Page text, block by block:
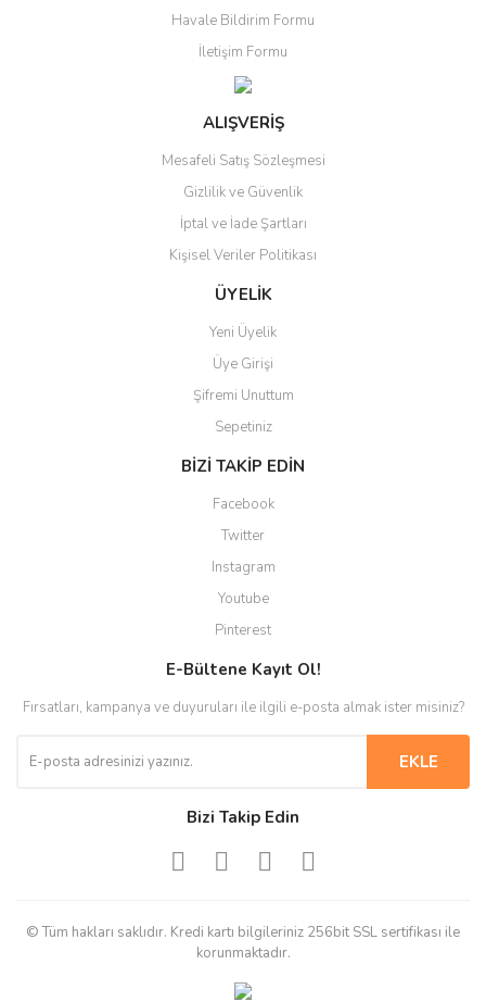
Havale Bildirim Formu
İletişim Formu
ALIŞVERİŞ
Mesafeli Satış Sözleşmesi
Gizlilik ve Güvenlik
İptal ve İade Şartları
Kişisel Veriler Politikası
ÜYELİK
Yeni Üyelik
Üye Girişi
Şifremi Unuttum
Sepetiniz
BİZİ TAKİP EDİN
Facebook
Twitter
Instagram
Youtube
Pinterest
E-Bültene Kayıt Ol!
Fırsatları, kampanya ve duyuruları ile ilgili e-posta almak ister misiniz?
EKLE
Bizi Takip Edin
© Tüm hakları saklıdır. Kredi kartı bilgileriniz 256bit SSL sertifikası ile
korunmaktadır.